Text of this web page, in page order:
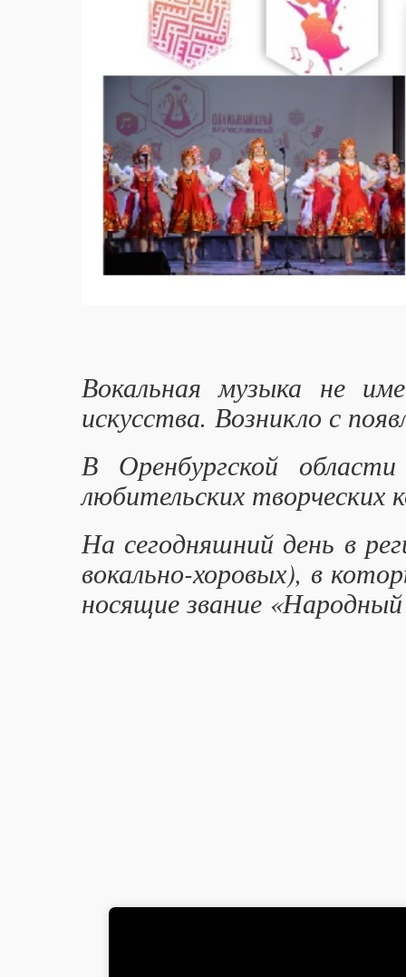
Вокальная музыка не
искусства. Возникло с
В Оренбургской
любительских творческих
На сегодняшний день в
вокально-хоровых), в
носящие звание